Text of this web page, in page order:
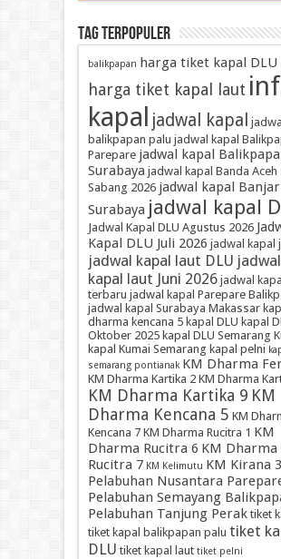
TAG TERPOPULER
balikpapan harga tiket kapal DLU
harga tiket kapal laut
kapal jadwal kapal
balikpapan palu jadwal kapal
Parepare jadwal kapal
Surabaya jadwal kapal Banda Aceh
Sabang 2026 jadwal kapal
Surabaya jadwal kapal
Jadwal Kapal DLU Agustus 2026
Kapal DLU Juli 2026 jadwal kapal
jadwal kapal laut DLU jadwal
kapal laut Juni 2026 jadwal
terbaru jadwal kapal Parepare
jadwal kapal Surabaya Makassar
dharma kencana 5 kapal DLU kapal
Oktober 2025 kapal DLU Semarang
kapal Kumai Semarang kapal pelni
semarang pontianak KM Dharma
KM Dharma Kartika 2 KM Dharma
KM Dharma Kartika 9 KM
Dharma Kencana 5 KM
Kencana 7 KM Dharma Rucitra 1 KM
Dharma Rucitra 6 KM Dharma
Rucitra 7 KM Kelimutu KM Kirana 3
Pelabuhan Nusantara
Pelabuhan Semayang
Pelabuhan Tanjung Perak tiket
tiket kapal balikpapan palu tiket
DLU tiket kapal laut tiket pelni